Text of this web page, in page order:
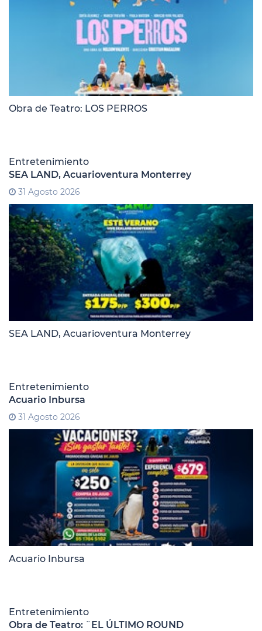
Obra de Teatro: LOS PERROS
Entretenimiento
SEA LAND, Acuarioventura Monterrey
31 Agosto 2026
SEA LAND, Acuarioventura Monterrey
Entretenimiento
Acuario Inbursa
31 Agosto 2026
Acuario Inbursa
Entretenimiento
Obra de Teatro: ¨EL ÚLTIMO ROUND